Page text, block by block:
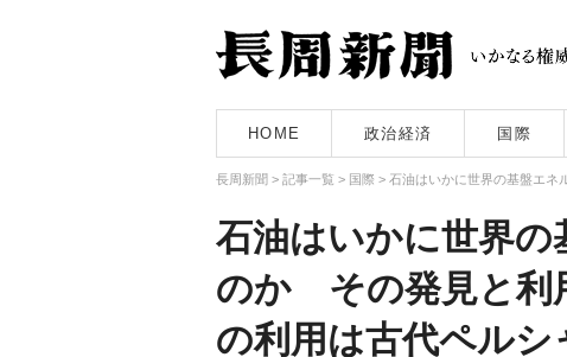
HOME 政治経済 国際
長周新聞 > 記事一覧 > 国際 > 石油はいかに世界の基盤エ
石油はいかに世界
のか その発見と利
の利用は古代ペルシ